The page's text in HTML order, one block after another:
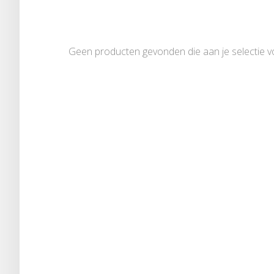
Geen producten gevonden die aan je selectie